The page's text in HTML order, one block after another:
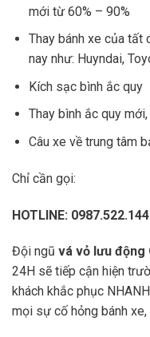
mới từ 60% – 90%
Thay bánh xe của tất
nay như: Huyndai,
Kích sạc bình ắc quy
Thay bình ắc quy
Câu xe về trung tâm
Chỉ cần gọi:
HOTLINE: 0987.522.144
Đội ngũ vá vỏ lưu động
24H sẽ tiếp cận hiện
khách khắc phục
mọi sự cố hỏng bánh